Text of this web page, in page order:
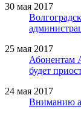
30 мая 2017
25 мая 2017
Абонентам
будет
24 мая 2017
Вниманию